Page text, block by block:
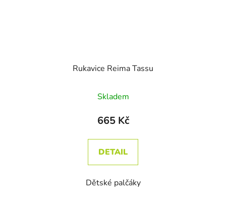
Rukavice Reima Tassu
Skladem
665 Kč
DETAIL
Dětské palčáky